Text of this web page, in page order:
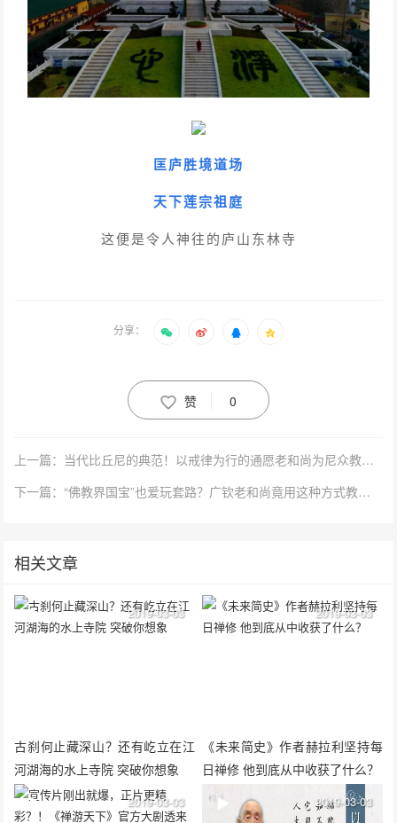
匡庐胜境道场
天下莲宗祖庭
这便是令人神往的庐山东林寺
分享：
赞 0
上一篇：当代比丘尼的典范！以戒律为行的通愿老和尚为尼众教育做了什么？
下一篇：“佛教界国宝”也爱玩套路？广钦老和尚竟用这种方式教弟子...
相关文章
古刹何止藏深山？还有屹立在江
河湖海的水上寺院 突破你想象
2019-03-03
《未来简史》作者赫拉利坚持每
日禅修 他到底从中收获了什么？
2019-03-03
2019-03-03 2019-03-03